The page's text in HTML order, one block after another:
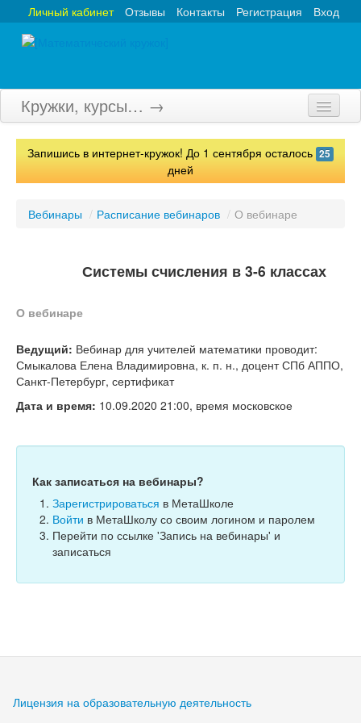
Вход
Регистрация
Контакты
Отзывы
Личный кабинет
Кружки, курсы… →
Главная
Тесты
Запишись в интернет-кружок! До 1 сентября осталось 25
дней
Вебинары / Расписание вебинаров / О вебинаре
Системы счисления в 3-6 классах
О вебинаре
Ведущий: Вебинар для учителей математики проводит:
Смыкалова Елена Владимировна, к. п. н., доцент СПб АППО,
Санкт-Петербург, сертификат
Дата и время: 10.09.2020 21:00, время московское
Как записаться на вебинары?
Зарегистрироваться в МетаШколе
Войти в МетаШколу со своим логином и паролем
Перейти по ссылке 'Запись на вебинары' и
записаться
Лицензия на образовательную деятельность